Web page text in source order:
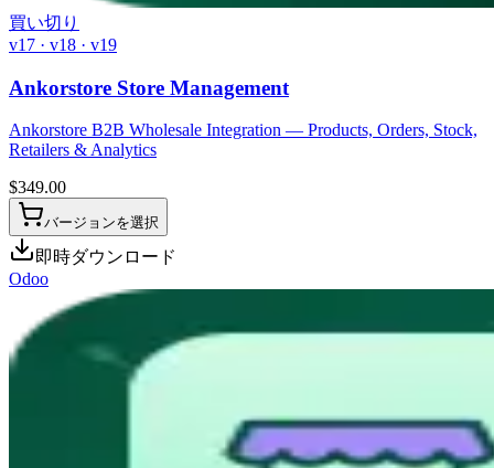
買い切り
v17 · v18 · v19
Ankorstore Store Management
Ankorstore B2B Wholesale Integration — Products, Orders, Stock,
Retailers & Analytics
$349.00
バージョンを選択
即時ダウンロード
Odoo